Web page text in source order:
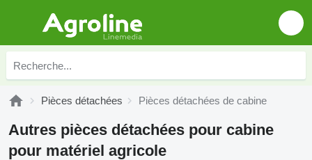
Pièces détachées Pièces détachées de cabine
Autres pièces détachées pour cabine
pour matériel agricole